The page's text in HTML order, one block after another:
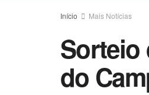
Início Mais Notícias
Sorteio
do